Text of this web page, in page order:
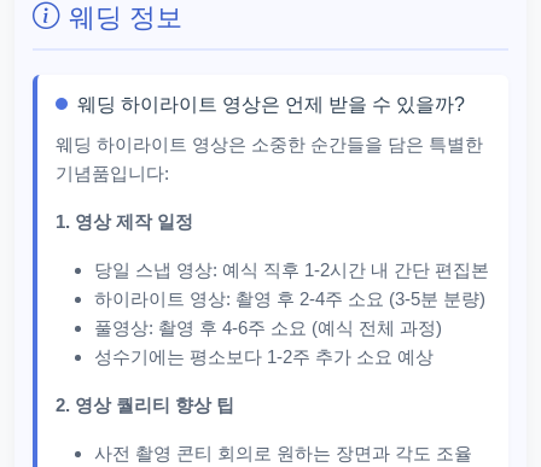
웨딩 정보
웨딩 하이라이트 영상은 언제 받을 수 있을까?
웨딩 하이라이트 영상은 소중한 순간들을 담은 특별한
기념품입니다:
1. 영상 제작 일정
당일 스냅 영상: 예식 직후 1-2시간 내 간단 편집본
하이라이트 영상: 촬영 후 2-4주 소요 (3-5분 분량)
풀영상: 촬영 후 4-6주 소요 (예식 전체 과정)
성수기에는 평소보다 1-2주 추가 소요 예상
2. 영상 퀄리티 향상 팁
사전 촬영 콘티 회의로 원하는 장면과 각도 조율